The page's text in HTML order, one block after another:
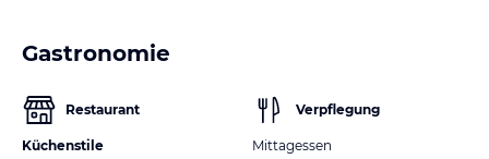
Gastronomie
Restaurant
Küchenstile
Verpflegung
Mittagessen